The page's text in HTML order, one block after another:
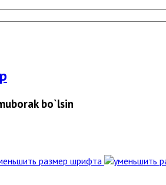
bo`lsin
размер шрифта